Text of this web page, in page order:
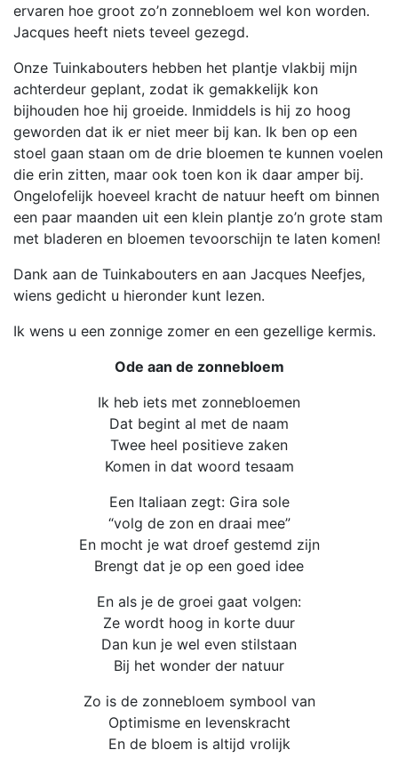
ervaren hoe groot zo’n zonnebloem wel kon worden.
Jacques heeft niets teveel gezegd.
Onze Tuinkabouters hebben het plantje vlakbij mijn
achterdeur geplant, zodat ik gemakkelijk kon
bijhouden hoe hij groeide. Inmiddels is hij zo hoog
geworden dat ik er niet meer bij kan. Ik ben op een
stoel gaan staan om de drie bloemen te kunnen voelen
die erin zitten, maar ook toen kon ik daar amper bij.
Ongelofelijk hoeveel kracht de natuur heeft om binnen
een paar maanden uit een klein plantje zo’n grote stam
met bladeren en bloemen tevoorschijn te laten komen!
Dank aan de Tuinkabouters en aan Jacques Neefjes,
wiens gedicht u hieronder kunt lezen.
Ik wens u een zonnige zomer en een gezellige kermis.
Ode aan de zonnebloem
Ik heb iets met zonnebloemen
Dat begint al met de naam
Twee heel positieve zaken
Komen in dat woord tesaam
Een Italiaan zegt: Gira sole
“volg de zon en draai mee”
En mocht je wat droef gestemd zijn
Brengt dat je op een goed idee
En als je de groei gaat volgen:
Ze wordt hoog in korte duur
Dan kun je wel even stilstaan
Bij het wonder der natuur
Zo is de zonnebloem symbool van
Optimisme en levenskracht
En de bloem is altijd vrolijk